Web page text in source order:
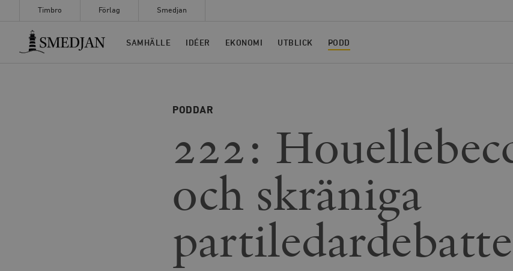
Timbro Förlag Smedjan
Timbro
SAMHÄLLE IDÉER EKONOMI UTBLICK PODD
PODDAR
222:
och skräniga